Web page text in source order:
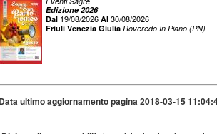
Edizione 2026
Dal 19/08/2026 Al 30/08/2026
Friuli Venezia Giulia Roveredo In Piano (PN)
Data ultimo aggiornamento pagina 2018-03-15